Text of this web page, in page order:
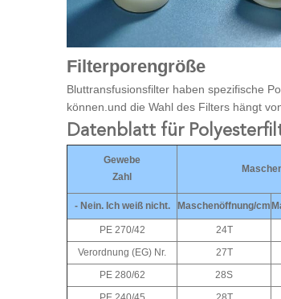
Filterporengröße
Bluttransfusionsfilter haben spezifische
können.und die Wahl des Filters hängt
Datenblatt für
Gewebe
Zahl
- Nein. Ich weiß nicht. Maschenöffnung/cm
PE 270/42 24T
Verordnung (EG) Nr.
27T
PE 280/62
28S